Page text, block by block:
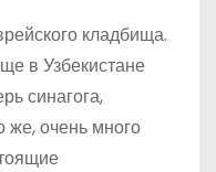
кладбища.
в Узбекистане
синагога,
же, очень много